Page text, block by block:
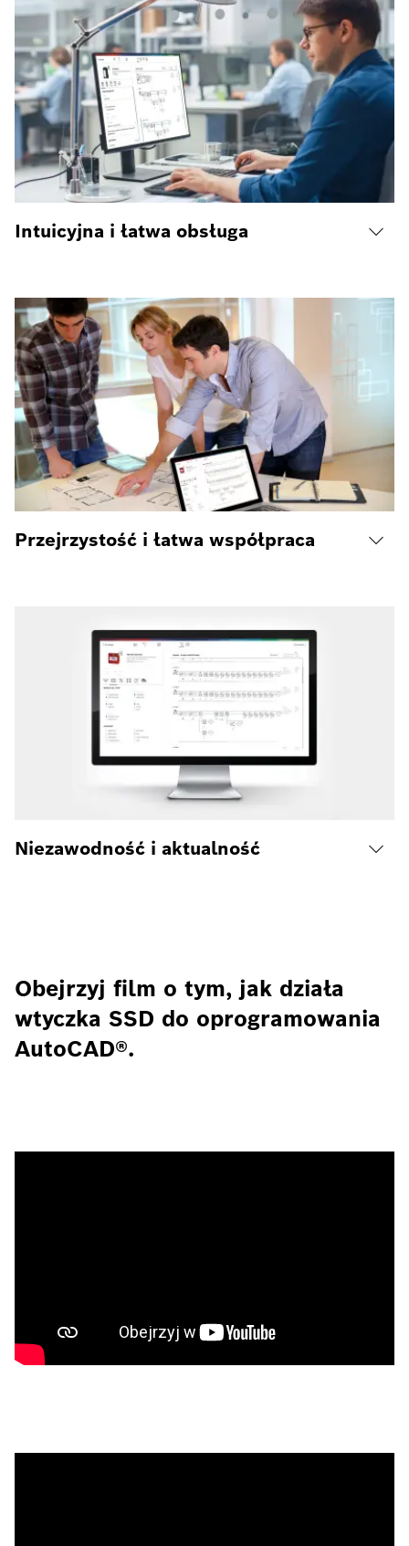
Intuicyjna i łatwa obsługa
Przejrzystość i łatwa współpraca
Niezawodność i aktualność
Obejrzyj film o tym, jak działa
wtyczka SSD do oprogramowania
AutoCAD®.